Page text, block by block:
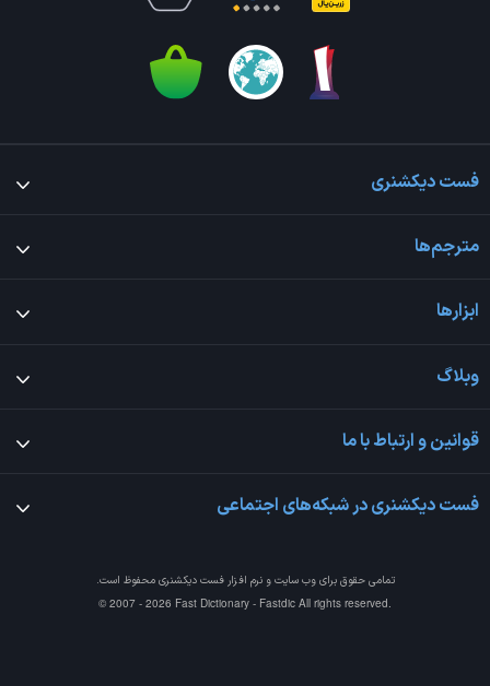
فست دیکشنری
مترجم‌ها
ابزارها
وبلاگ
قوانین و ارتباط با ما
فست دیکشنری در شبکه‌های اجتماعی
تمامی حقوق برای وب سایت و نرم افزارفست دیکشنری محفوظ است.
© 2007 - 2026 Fast Dictionary - Fastdic All rights reserved.